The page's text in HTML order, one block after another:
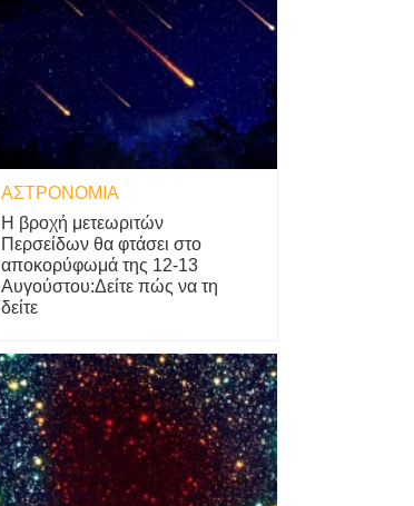
ΑΣΤΡΟΝΟΜΊΑ
Η βροχή μετεωριτών
Περσείδων θα φτάσει στο
αποκορύφωμά της 12-13
Αυγούστου:Δείτε πώς να τη
δείτε